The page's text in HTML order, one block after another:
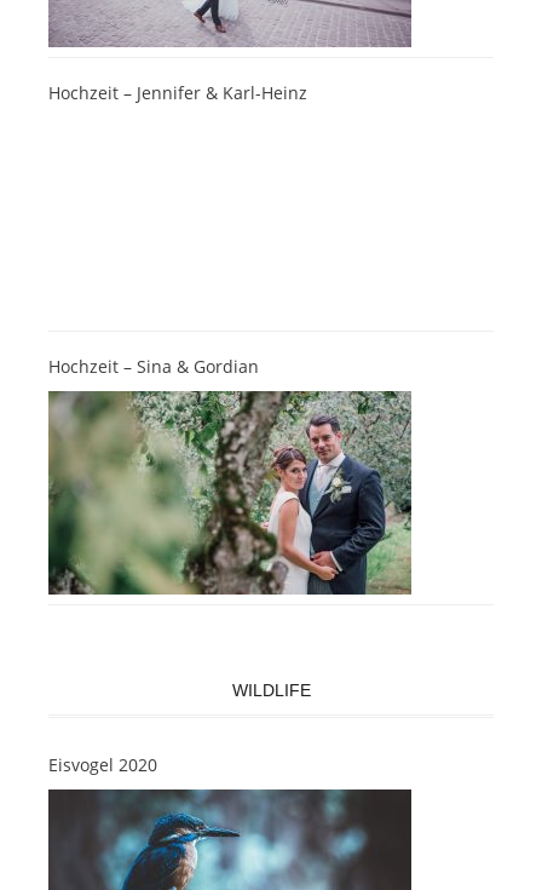
Hochzeit – Jennifer & Karl-Heinz
Hochzeit – Sina & Gordian
WILDLIFE
Eisvogel 2020